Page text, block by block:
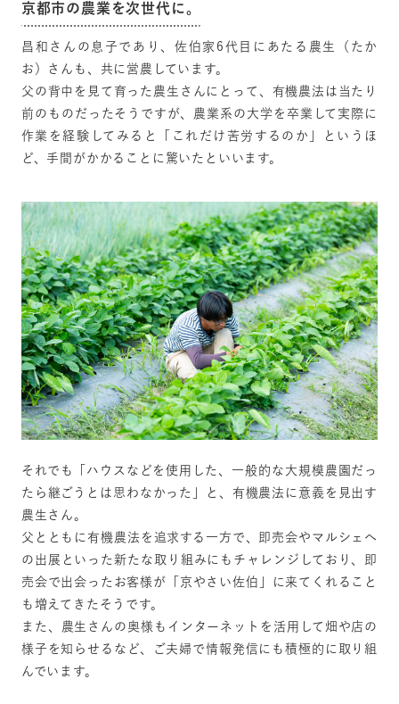
京都市の農業を次世代に。
昌和さんの息子であり、佐伯家6代目にあたる農生（たか
お）さんも、共に営農しています。
父の背中を見て育った農生さんにとって、有機農法は当たり
前のものだったそうですが、農業系の大学を卒業して実際に
作業を経験してみると「これだけ苦労するのか」というほ
ど、手間がかかることに驚いたといいます。
それでも「ハウスなどを使用した、一般的な大規模農園だっ
たら継ごうとは思わなかった」と、有機農法に意義を見出す
農生さん。
父とともに有機農法を追求する一方で、即売会やマルシェへ
の出展といった新たな取り組みにもチャレンジしており、即
売会で出会ったお客様が「京やさい佐伯」に来てくれること
も増えてきたそうです。
また、農生さんの奥様もインターネットを活用して畑や店の
様子を知らせるなど、ご夫婦で情報発信にも積極的に取り組
んでいます。